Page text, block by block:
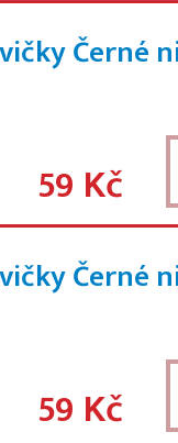
Černé
59 Kč
Černé
59 Kč